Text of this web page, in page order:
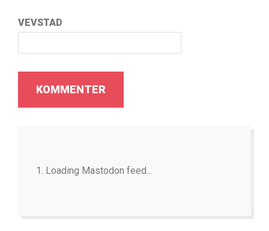
VEVSTAD
Loading Mastodon feed...